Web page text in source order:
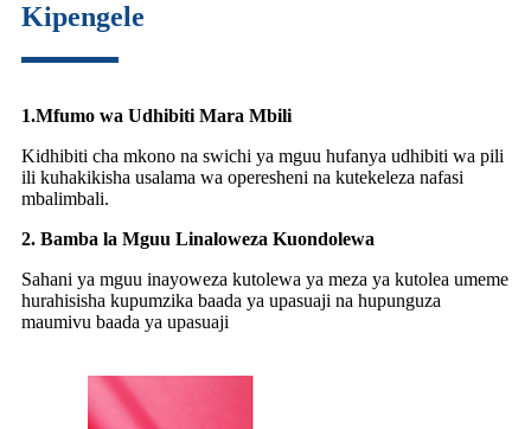
Kipengele
1.Mfumo wa Udhibiti Mara Mbili
Kidhibiti cha mkono na swichi ya mguu hufanya udhibiti wa pili
ili kuhakikisha usalama wa operesheni na kutekeleza nafasi
mbalimbali.
2. Bamba la Mguu Linaloweza Kuondolewa
Sahani ya mguu inayoweza kutolewa ya meza ya kutolea umeme
hurahisisha kupumzika baada ya upasuaji na hupunguza
maumivu baada ya upasuaji